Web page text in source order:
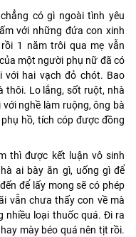
có gì ngoài tình yêu
với những đứa con xinh
1 năm trôi qua mẹ vẫn
một người phụ nữ đã có
hai vạch đỏ chót. Bao
thôi. Lo lắng, sốt ruột, nhà
nghề làm ruộng, ông bà
hồ, tích cóp được đồng
thì được kết luận vô sinh
ai bày ăn gì, uống gì để
để lấy mong sẽ có phép
vẫn chưa thấy con về mà
nhiều loại thuốc quá. Đi ra
mày béo quá nên tịt rồi.